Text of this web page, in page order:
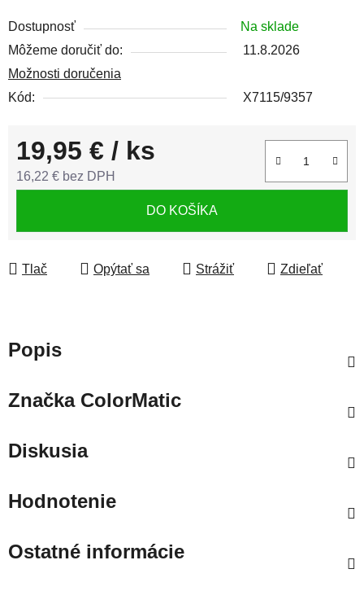
Dostupnosť
Na sklade
Môžeme doručiť do:
11.8.2026
Možnosti doručenia
Kód:
X7115/9357
19,95 € / ks
16,22 € bez DPH
DO KOŠÍKA
Tlač Opýtať sa Strážiť Zdieľať
Popis
ZnačkaColorMatic
Diskusia
Hodnotenie
Ostatné informácie